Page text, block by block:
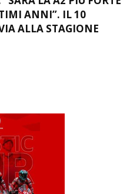
ANNI”. IL 10
ALLA STAGIONE